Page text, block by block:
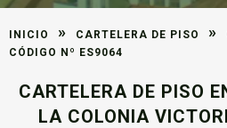
INICIO » CARTELERA DE PISO »
CÓDIGO Nº ES9064
CARTELERA DE PISO
LA COLONIA